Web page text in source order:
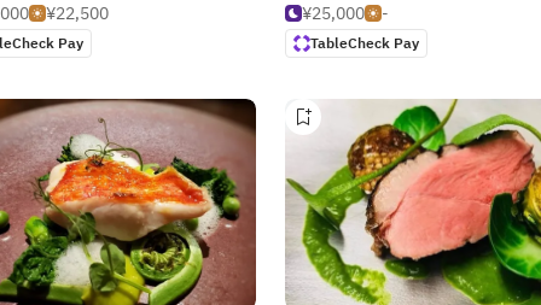
¥22,500
Pay
¥25,000
-
TableCheck Pay